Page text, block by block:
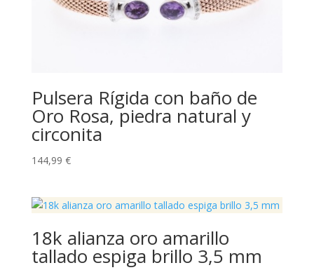
Pulsera Rígida con baño de
Oro Rosa, piedra natural y
circonita
144,99 €
18k alianza oro amarillo
tallado espiga brillo 3,5 mm